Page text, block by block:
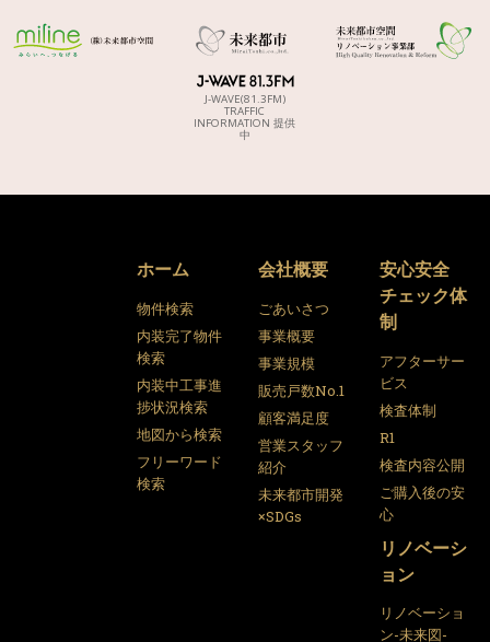
J-WAVE(81.3FM)
TRAFFIC
INFORMATION 提供
中
ホーム
物件検索
内装完了物件
検索
内装中工事進
捗状況検索
地図から検索
フリーワード
検索
会社概要
ごあいさつ
事業概要
事業規模
販売戸数No.1
顧客満足度
営業スタッフ
紹介
未来都市開発
×SDGs
安心安全
チェック体
制
アフターサー
ビス
検査体制
R1
検査内容公開
ご購入後の安
心
リノベーシ
ョン
リノベーショ
ン-未来図-